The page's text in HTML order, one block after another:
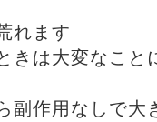
れます
きは大変なこと
副作用なしで大